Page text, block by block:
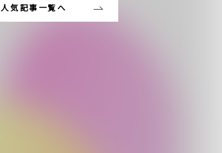
人気記事一覧へ